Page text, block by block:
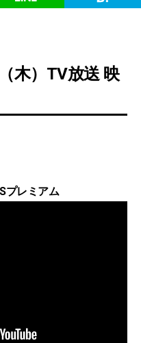
木）TV放送 映
プレミアム